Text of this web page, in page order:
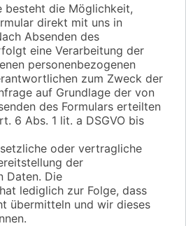
besteht die Möglichkeit,
direkt mit uns in
Absenden des
eine Verarbeitung der
personenbezogenen
zum Zweck der
auf Grundlage der von
des Formulars erteilten
6 Abs. 1 lit. a DSGVO bis
oder vertragliche
der
Daten. Die
lediglich zur Folge, dass
übermitteln und wir dieses